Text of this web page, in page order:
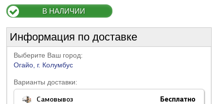
В НАЛИЧИИ
Информация по доставке
Выберите Ваш город:
Огайо, г. Колумбус
Варианты доставки:
Самовывоз Бесплатно